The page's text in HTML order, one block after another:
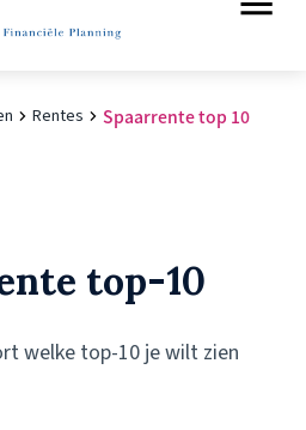
Rentes Spaarrente top 10
top-10
welke top-10 je wilt zien